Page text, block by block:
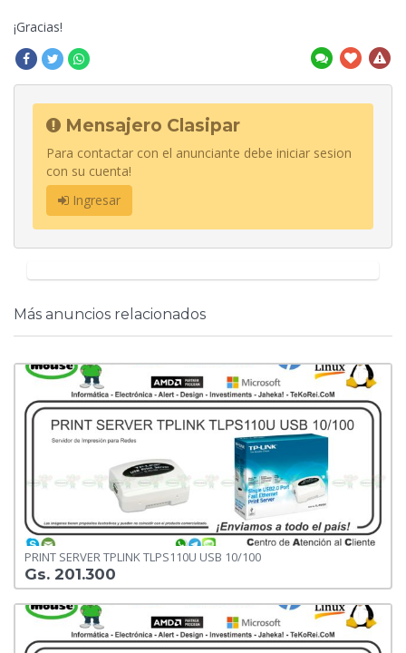
¡Gracias!
Mensajero Clasipar
Para contactar con el anunciante debe iniciar sesion
con su cuenta!
Ingresar
Más anuncios relacionados
PRINT SERVER TPLINK TLPS110U USB 10/100
Gs. 201.300